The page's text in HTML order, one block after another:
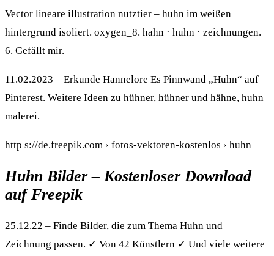
Vector lineare illustration nutztier – huhn im weißen
hintergrund isoliert. oxygen_8. hahn · huhn · zeichnungen.
6. Gefällt mir.
11.02.2023 – Erkunde Hannelore Es Pinnwand „Huhn“ auf
Pinterest. Weitere Ideen zu hühner, hühner und hähne, huhn
malerei.
http s://de.freepik.com › fotos-vektoren-kostenlos › huhn
Huhn Bilder – Kostenloser Download
auf Freepik
25.12.22 – Finde Bilder, die zum Thema Huhn und
Zeichnung passen. ✓ Von 42 Künstlern ✓ Und viele weitere